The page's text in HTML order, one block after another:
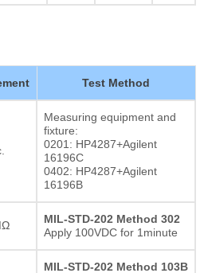
Test Method
Measuring equipment and
fixture:
0201: HP4287+Agilent
16196C
0402: HP4287+Agilent
16196B
MIL-STD-202 Method 302
Apply 100VDC for 1minute
MIL-STD-202 Method 103B